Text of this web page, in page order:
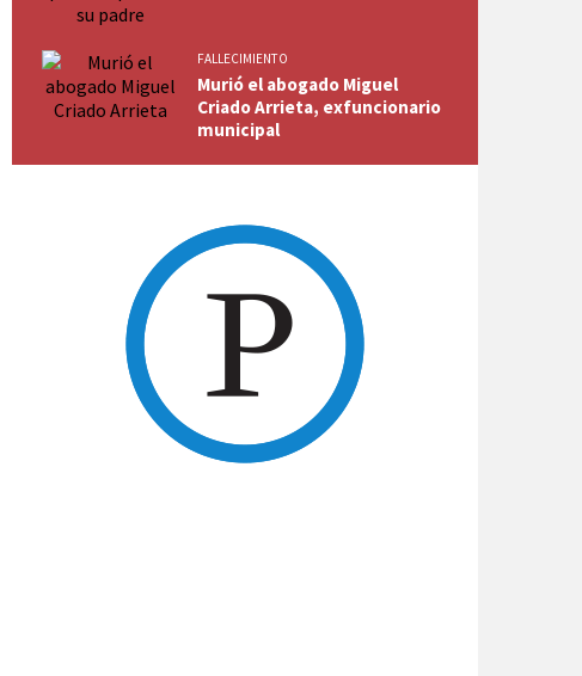
FALLECIMIENTO
Murió el abogado Miguel
Criado Arrieta, exfuncionario
municipal